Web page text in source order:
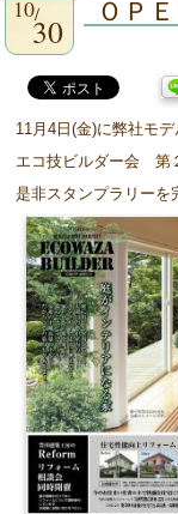
10
30 ＯＰ
11月4日(金)に弊社モ
エコ技ビルダー会 第
是非スタンプラリーを